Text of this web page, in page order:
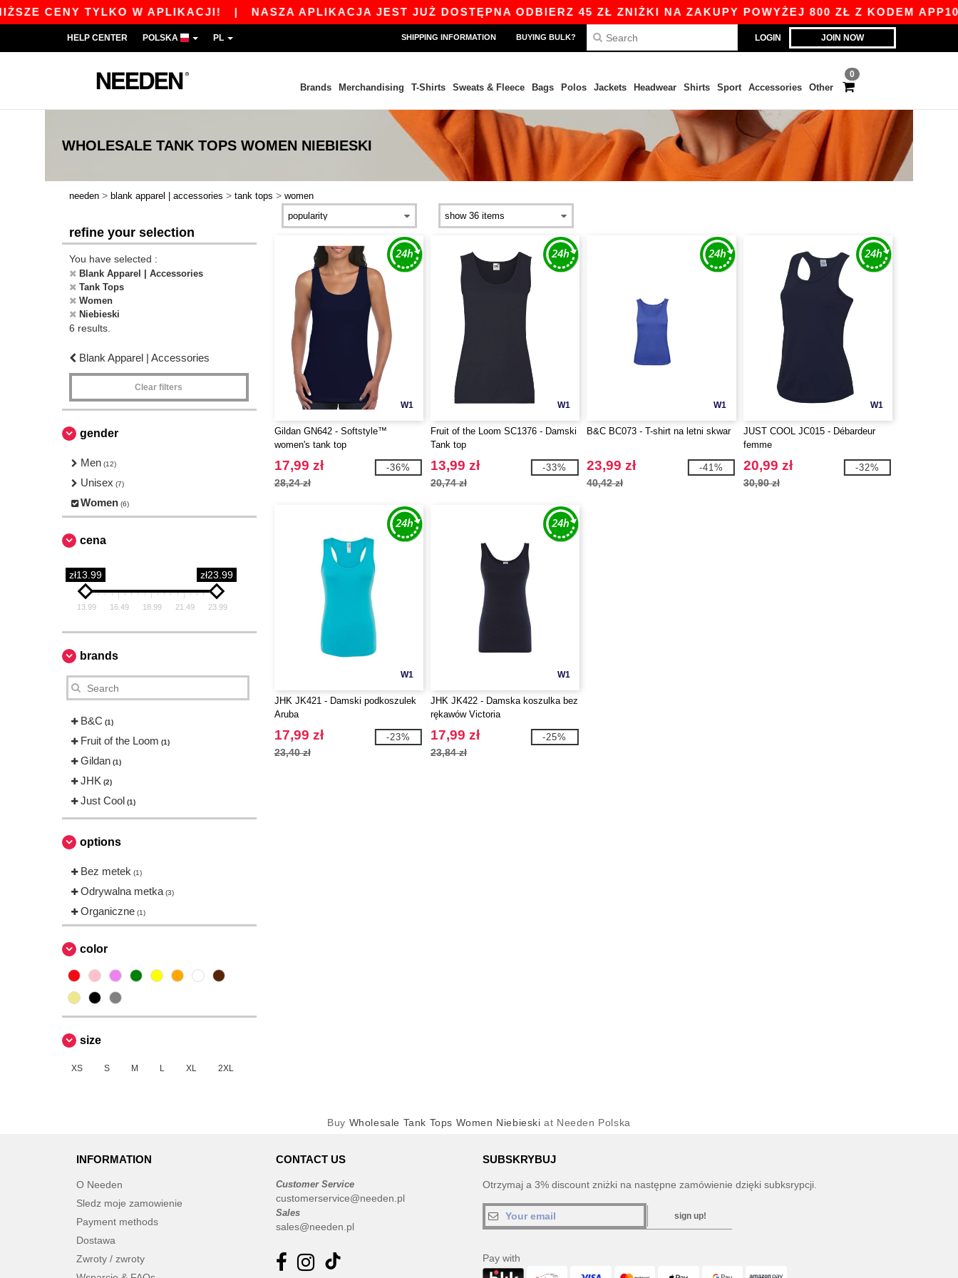
CENY TYLKO W APLIKACJI!| NASZA APLIKACJA JEST JUŻ DOSTĘPNA ODBIERZ 45 ZŁ ZNIŻKI NA ZAKUPY POWYŻEJ 800 ZŁ Z KODEM APP10 -
LOGIN JOIN NOW
HELP CENTER POLSKA PL SHIPPING INFORMATION BUYING BULK?
0
Brands Merchandising T-Shirts Sweats & Fleece Bags Polos Jackets Headwear Shirts Sport Accessories Other
WHOLESALE TANK TOPS WOMEN NIEBIESKI
needen > blank apparel | accessories > tank tops > women
refine your selection
You have selected :
Blank Apparel | Accessories
Tank Tops
Women
Niebieski
6 results.
Blank Apparel | Accessories
Clear filters
gender
Men (12)
Unisex (7)
Women (6)
cena
zł13.99 zł23.99
13.99 16.49 18.99 21.49 23.99
brands
B&C (1)
Fruit of the Loom (1)
Gildan (1)
JHK (2)
Just Cool (1)
options
Bez metek (1)
Odrywalna metka (3)
Organiczne (1)
color
size
XS S M L XL 2XL
W1
Gildan GN642 - Softstyle™
women's tank top
17,99 zł
28,24 zł
-36%
W1
Fruit of the Loom SC1376 - Damski
Tank top
13,99 zł
20,74 zł
-33%
W1
B&C BC073 - T-shirt na letni skwar
23,99 zł
40,42 zł
-41%
W1
JUST COOL JC015 - Débardeur
femme
20,99 zł
30,90 zł
-32%
W1
JHK JK421 - Damski podkoszulek
Aruba
17,99 zł
23,40 zł
-23%
W1
JHK JK422 - Damska koszulka bez
rękawów Victoria
17,99 zł
23,84 zł
-25%
Buy Wholesale Tank Tops Women Niebieski at Needen Polska
INFORMATION
O Needen
Sledz moje zamowienie
Payment methods
Dostawa
Zwroty / zwroty
CONTACT US
Customer Service
customerservice@needen.pl
Sales
sales@needen.pl
SUBSKRYBUJ
Otrzymaj a 3% discount zniżki na następne zamówienie dzięki subksrypcji.
sign up!
Pay with